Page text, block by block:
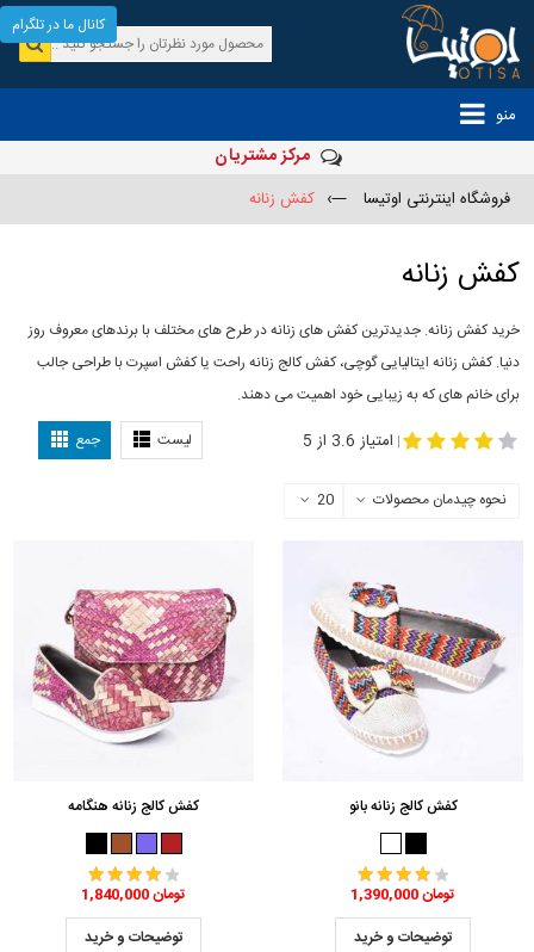
منو
مرکز مشتریان
فروشگاه اینترنتی اوتیسا —› کفش زنانه
کفش زنانه
خرید کفش زنانه. جدیدترین کفش های زنانه در طرح های مختلف با برندهای معروف روز
دنیا. کفش زنانه ایتالیایی گوچی، کفش کالج زنانه راحت یا کفش اسپرت با طراحی جالب
برای خانم های که به زیبایی خود اهمیت می دهند.
لیست جمع | امتیاز 3.6 از 5
نحوه چیدمان محصولات 20
کفش کالج زنانه بانو
1,390,000 تومان
توضیحات و خرید
کفش کالج زنانه هنگامه
1,840,000 تومان
توضیحات و خرید
کانال ما در تلگرام